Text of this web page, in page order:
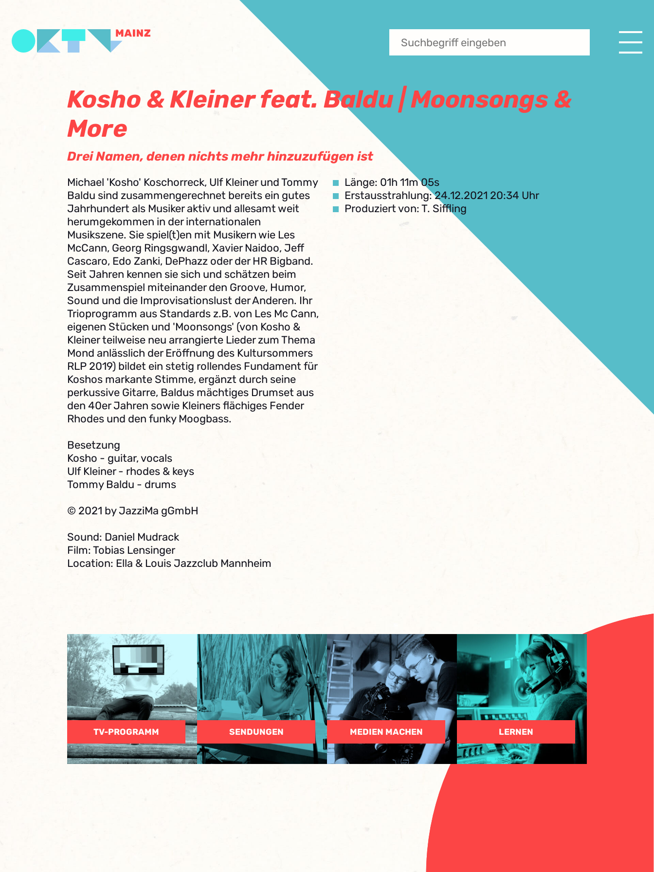
Kosho & Kleiner feat. Baldu | Moonsongs &
More
Drei Namen, denen nichts mehr hinzuzufügen ist
Michael 'Kosho' Koschorreck, Ulf Kleiner und Tommy
Baldu sind zusammengerechnet bereits ein gutes
Jahrhundert als Musiker aktiv und allesamt weit
herumgekommen in der internationalen
Musikszene. Sie spiel(t)en mit Musikern wie Les
McCann, Georg Ringsgwandl, Xavier Naidoo, Jeff
Cascaro, Edo Zanki, DePhazz oder der HR Bigband.
Seit Jahren kennen sie sich und schätzen beim
Zusammenspiel miteinander den Groove, Humor,
Sound und die Improvisationslust der Anderen. Ihr
Trioprogramm aus Standards z.B. von Les Mc Cann,
eigenen Stücken und 'Moonsongs' (von Kosho &
Kleiner teilweise neu arrangierte Lieder zum Thema
Mond anlässlich der Eröffnung des Kultursommers
RLP 2019) bildet ein stetig rollendes Fundament für
Koshos markante Stimme, ergänzt durch seine
perkussive Gitarre, Baldus mächtiges Drumset aus
den 40er Jahren sowie Kleiners flächiges Fender
Rhodes und den funky Moogbass.
Besetzung
Kosho - guitar, vocals
Ulf Kleiner - rhodes & keys
Tommy Baldu - drums
© 2021 by JazziMa gGmbH
Sound: Daniel Mudrack
Film: Tobias Lensinger
Location: Ella & Louis Jazzclub Mannheim
Länge: 01h 11m 05s
Erstausstrahlung: 24.12.2021 20:34 Uhr
Produziert von: T. Siffling
TV-PROGRAMM SENDUNGEN MEDIEN MACHEN LERNEN